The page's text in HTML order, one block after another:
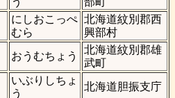
にしおこっぺ
むら
北海道紋別郡西
興部村
おうむちょう
北海道紋別郡雄
武町
いぶりしちょ
う
北海道胆振支庁